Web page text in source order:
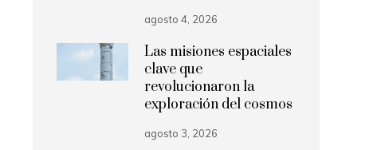
agosto 4, 2026
Las misiones espaciales
clave que
revolucionaron la
exploración del cosmos
agosto 3, 2026